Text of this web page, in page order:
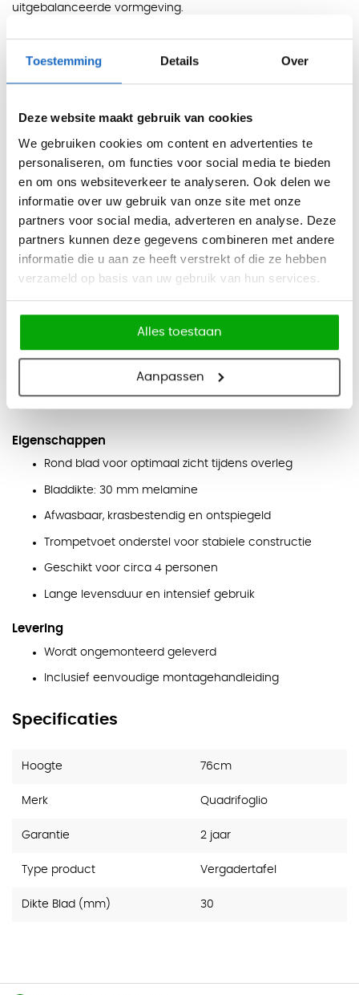
Toestemming Details Over
Deze website maakt gebruik van cookies
We gebruiken cookies om content en advertenties te
personaliseren, om functies voor social media te bieden
en om ons websiteverkeer te analyseren. Ook delen we
informatie over uw gebruik van onze site met onze
partners voor social media, adverteren en analyse. Deze
partners kunnen deze gegevens combineren met andere
informatie die u aan ze heeft verstrekt of die ze hebben
verzameld op basis van uw gebruik van hun services.
Alles toestaan
Aanpassen
uitgebalanceerde vormgeving.
Het ronde blad zorgt ervoor dat alle deelnemers elkaar goed
kunnen zien, wat bijdraagt aan een open en gelijkwaardige
manier van overleggen. Dit maakt de tafel bijzonder
onderhoudsvriendelijk en bestand tegen dagelijks gebruik. In
combinatie met het stevige onderstel biedt de tafel een
stabiele en betrouwbare oplossing voor langdurig gebruik.
Kleuren
Vaste hoogte: 76 cm
Diameter: 100 cm
Diameter: 120 cm
Eigenschappen
Rond blad voor optimaal zicht tijdens overleg
Bladdikte: 30 mm melamine
Afwasbaar, krasbestendig en ontspiegeld
Trompetvoet onderstel voor stabiele constructie
Geschikt voor circa 4 personen
Lange levensduur en intensief gebruik
Levering
Wordt ongemonteerd geleverd
Inclusief eenvoudige montagehandleiding
Specificaties
Hoogte 76cm
Merk Quadrifoglio
Garantie 2 jaar
Type product Vergadertafel
Dikte Blad (mm) 30